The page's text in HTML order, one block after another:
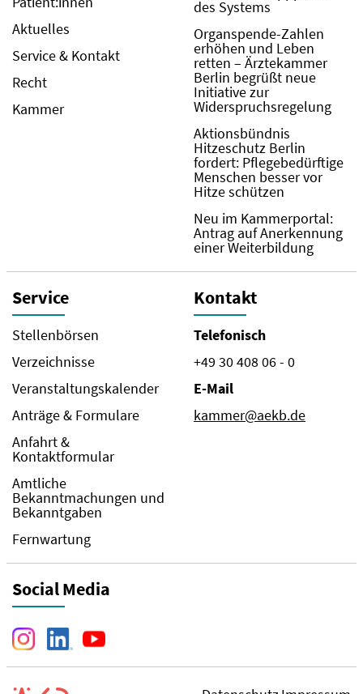
Aktuelles
Service & Kontakt
Recht
Kammer
des Systems
Organspende-Zahlen
erhöhen und Leben
retten – Ärztekammer
Berlin begrüßt neue
Initiative zur
Widerspruchsregelung
Aktionsbündnis
Hitzeschutz Berlin
fordert: Pflegebedürftige
Menschen besser vor
Hitze schützen
Neu im Kammerportal:
Antrag auf Anerkennung
einer Weiterbildung
Service
Stellenbörsen
Verzeichnisse
Veranstaltungskalender
Anträge & Formulare
Anfahrt &
Kontaktformular
Amtliche
Bekanntmachungen und
Bekanntgaben
Fernwartung
Kontakt
Telefonisch
+49 30 408 06 - 0
E-Mail
kammer@aekb.de
Social Media